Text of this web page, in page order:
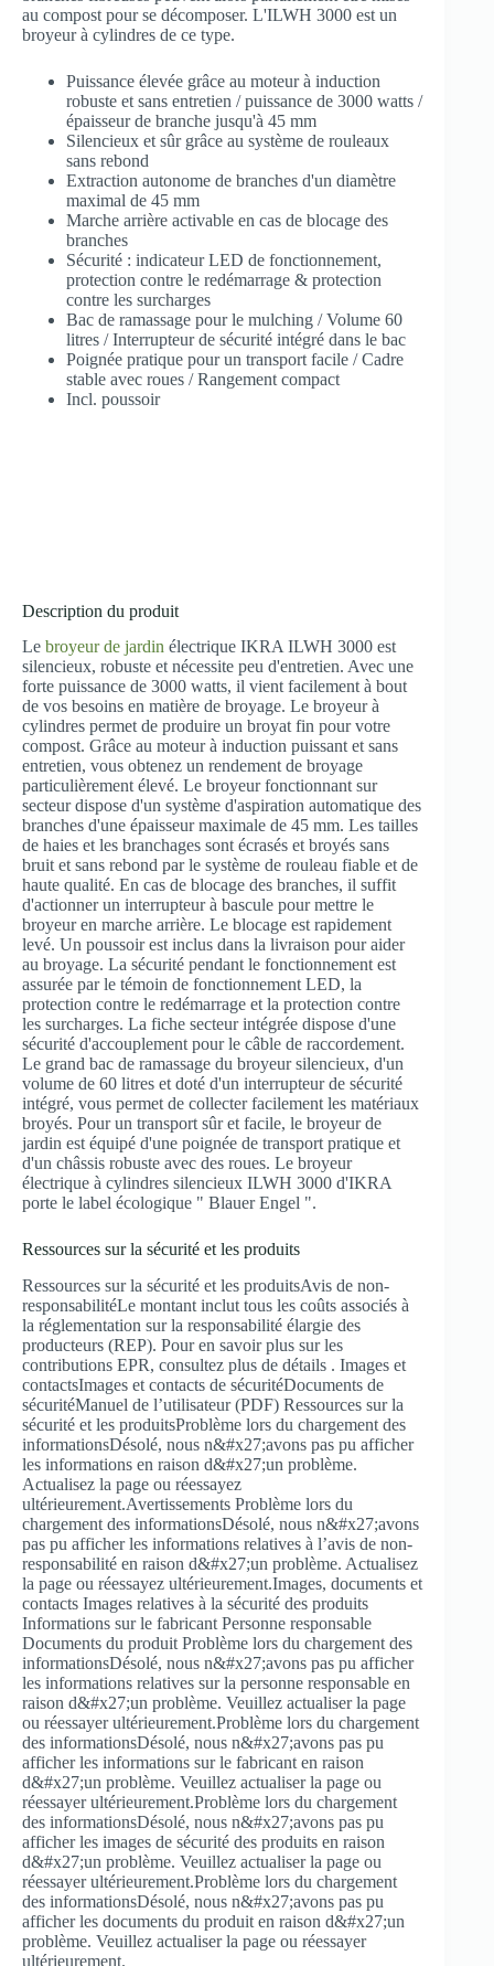
au compost pour se décomposer. L'ILWH 3000 est un
broyeur à cylindres de ce type.
Puissance élevée grâce au moteur à induction
robuste et sans entretien / puissance de 3000 watts /
épaisseur de branche jusqu'à 45 mm
Silencieux et sûr grâce au système de rouleaux
sans rebond
Extraction autonome de branches d'un diamètre
maximal de 45 mm
Marche arrière activable en cas de blocage des
branches
Sécurité : indicateur LED de fonctionnement,
protection contre le redémarrage & protection
contre les surcharges
Bac de ramassage pour le mulching / Volume 60
litres / Interrupteur de sécurité intégré dans le bac
Poignée pratique pour un transport facile / Cadre
stable avec roues / Rangement compact
Incl. poussoir
Description du produit
Le broyeur de jardin électrique IKRA ILWH 3000 est
silencieux, robuste et nécessite peu d'entretien. Avec une
forte puissance de 3000 watts, il vient facilement à bout
de vos besoins en matière de broyage. Le broyeur à
cylindres permet de produire un broyat fin pour votre
compost. Grâce au moteur à induction puissant et sans
entretien, vous obtenez un rendement de broyage
particulièrement élevé. Le broyeur fonctionnant sur
secteur dispose d'un système d'aspiration automatique des
branches d'une épaisseur maximale de 45 mm. Les tailles
de haies et les branchages sont écrasés et broyés sans
bruit et sans rebond par le système de rouleau fiable et de
haute qualité. En cas de blocage des branches, il suffit
d'actionner un interrupteur à bascule pour mettre le
broyeur en marche arrière. Le blocage est rapidement
levé. Un poussoir est inclus dans la livraison pour aider
au broyage. La sécurité pendant le fonctionnement est
assurée par le témoin de fonctionnement LED, la
protection contre le redémarrage et la protection contre
les surcharges. La fiche secteur intégrée dispose d'une
sécurité d'accouplement pour le câble de raccordement.
Le grand bac de ramassage du broyeur silencieux, d'un
volume de 60 litres et doté d'un interrupteur de sécurité
intégré, vous permet de collecter facilement les matériaux
broyés. Pour un transport sûr et facile, le broyeur de
jardin est équipé d'une poignée de transport pratique et
d'un châssis robuste avec des roues. Le broyeur
électrique à cylindres silencieux ILWH 3000 d'IKRA
porte le label écologique " Blauer Engel ".
Ressources sur la sécurité et les produits
Ressources sur la sécurité et les produitsAvis de non-
responsabilitéLe montant inclut tous les coûts associés à
la réglementation sur la responsabilité élargie des
producteurs (REP). Pour en savoir plus sur les
contributions EPR, consultez plus de détails . Images et
contactsImages et contacts de sécuritéDocuments de
sécuritéManuel de l’utilisateur (PDF) Ressources sur la
sécurité et les produitsProblème lors du chargement des
informationsDésolé, nous n&#x27;avons pas pu afficher
les informations en raison d&#x27;un problème.
Actualisez la page ou réessayez
ultérieurement.Avertissements Problème lors du
chargement des informationsDésolé, nous n&#x27;avons
pas pu afficher les informations relatives à l’avis de non-
responsabilité en raison d&#x27;un problème. Actualisez
la page ou réessayez ultérieurement.Images, documents et
contacts Images relatives à la sécurité des produits
Informations sur le fabricant Personne responsable
Documents du produit Problème lors du chargement des
informationsDésolé, nous n&#x27;avons pas pu afficher
les informations relatives sur la personne responsable en
raison d&#x27;un problème. Veuillez actualiser la page
ou réessayer ultérieurement.Problème lors du chargement
des informationsDésolé, nous n&#x27;avons pas pu
afficher les informations sur le fabricant en raison
d&#x27;un problème. Veuillez actualiser la page ou
réessayer ultérieurement.Problème lors du chargement
des informationsDésolé, nous n&#x27;avons pas pu
afficher les images de sécurité des produits en raison
d&#x27;un problème. Veuillez actualiser la page ou
réessayer ultérieurement.Problème lors du chargement
des informationsDésolé, nous n&#x27;avons pas pu
afficher les documents du produit en raison d&#x27;un
problème. Veuillez actualiser la page ou réessayer
ultérieurement.